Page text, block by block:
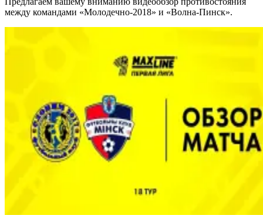
между командами «Молодечно-2018» и «Волна-Пинск».